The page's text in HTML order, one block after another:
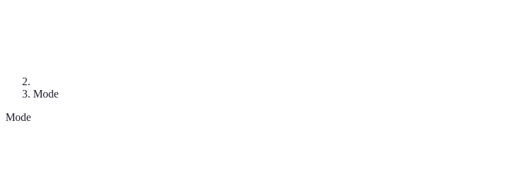
Mode
Mode